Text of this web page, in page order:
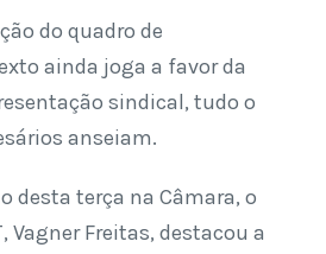
do quadro de
ainda joga a favor da
sindical, tudo o
anseiam.
desta terça na Câmara, o
Vagner Freitas, destacou a